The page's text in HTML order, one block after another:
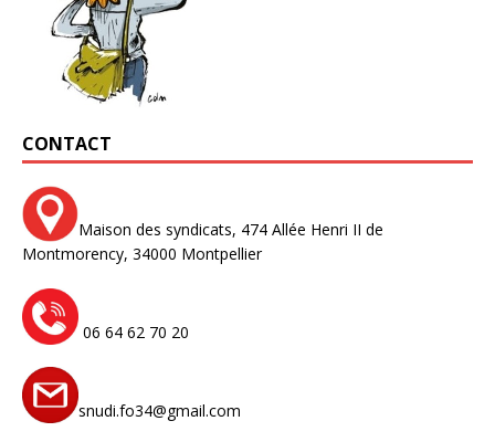
CONTACT
Maison des syndicats, 474 Allée Henri II de
Montmorency, 34000 Montpellier
06 64 62 70 20
snudi.fo34@gmail.com